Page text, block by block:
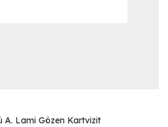
A. Lami Gözen Kartvizit